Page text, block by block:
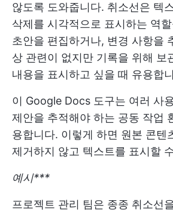
않도록 도와줍니다. 취소선은 텍
삭제를 시각적으로 표시하는 역
초안을 편집하거나, 변경 사항을
상 관련이 없지만 기록을 위해 보
내용을 표시하고 싶을 때 유용합
이 Google Docs 도구는 여러 사
제안을 추적해야 하는 공동 작업
용합니다. 이렇게 하면 원본 콘텐
제거하지 않고 텍스트를 표시할
예시***
프로젝트 관리 팀은 종종 취소선